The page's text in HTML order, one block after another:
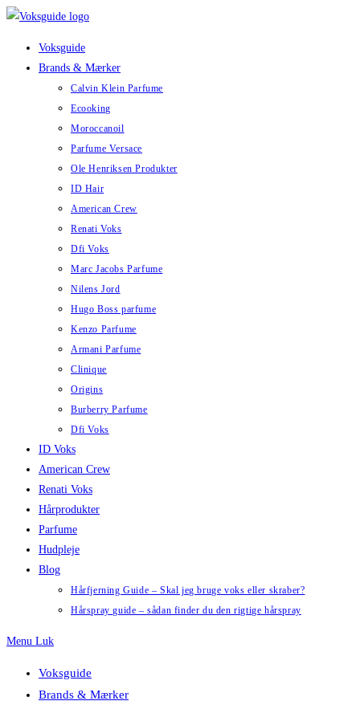
Skip
Voksguide
Brands & Mærker
Calvin Klein Parfume
Ecooking
Moroccanoil
Parfume Versace
Ole Henriksen Produkter
ID Hair
American Crew
Renati Voks
Dfi Voks
Marc Jacobs Parfume
Nilens Jord
Hugo Boss parfume
Kenzo Parfume
Armani Parfume
Clinique
Origins
Burberry Parfume
Dfi Voks
ID Voks
American Crew
Renati Voks
Hårprodukter
Parfume
Hudpleje
Blog
Hårfjerning Guide – Skal jeg bruge voks eller skraber?
Hårspray guide – sådan finder du den rigtige hårspray
Menu Luk
Voksguide
Brands & Mærker